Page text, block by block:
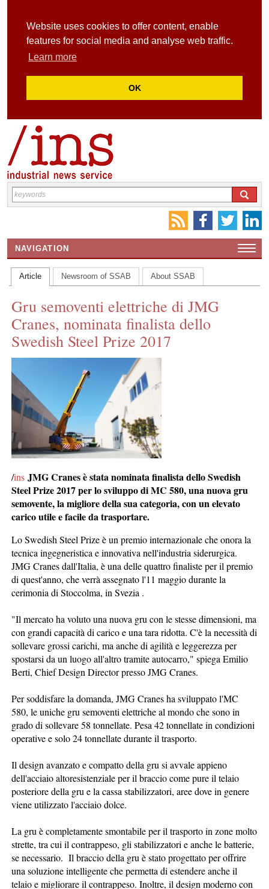
Website uses cookies to offer content, enable
features for social media and analyse web traffic.
Learn more
OK
NAVIGATION
HOME
CONTACT US
INS MAIN WEBSITE
ABOUT US
Article Newsroom of SSAB About SSAB
Gru semoventi elettriche di JMG
Cranes, nominata finalista dello
Swedish Steel Prize 2017
/ins JMG Cranes è stata nominata finalista dello Swedish
Steel Prize 2017 per lo sviluppo di MC 580, una nuova gru
semovente, la migliore della sua categoria, con un elevato
carico utile e facile da trasportare.
Lo Swedish Steel Prize è un premio internazionale che onora la
tecnica ingegneristica e innovativa nell'industria siderurgica.
JMG Cranes dall'Italia, è una delle quattro finaliste per il premio
di quest'anno, che verrà assegnato l'11 maggio durante la
cerimonia di Stoccolma, in Svezia .
"Il mercato ha voluto una nuova gru con le stesse dimensioni, ma
con grandi capacità di carico e una tara ridotta. C'è la necessità di
sollevare grossi carichi, ma anche di agilità e leggerezza per
spostarsi da un luogo all'altro tramite autocarro," spiega Emilio
Berti, Chief Design Director presso JMG Cranes.
Per soddisfare la domanda, JMG Cranes ha sviluppato l'MC
580, le uniche gru semoventi elettriche al mondo che sono in
grado di sollevare 58 tonnellate. Pesa 42 tonnellate in condizioni
operative e solo 24 tonnellate durante il trasporto.
Il design avanzato e compatto della gru si avvale appieno
dell'acciaio altoresistenziale per il braccio come pure il telaio
posteriore della gru e la cassa stabilizzatori, aree dove in genere
viene utilizzato l'acciaio dolce.
La gru è completamente smontabile per il trasporto in zone molto
strette, tra cui il contrappeso, gli stabilizzatori e anche le batterie,
se necessario. Il braccio della gru è stato progettato per offrire
una soluzione intelligente che permetta di estendere anche il
telaio e migliorare il contrappeso. Inoltre, il design moderno con